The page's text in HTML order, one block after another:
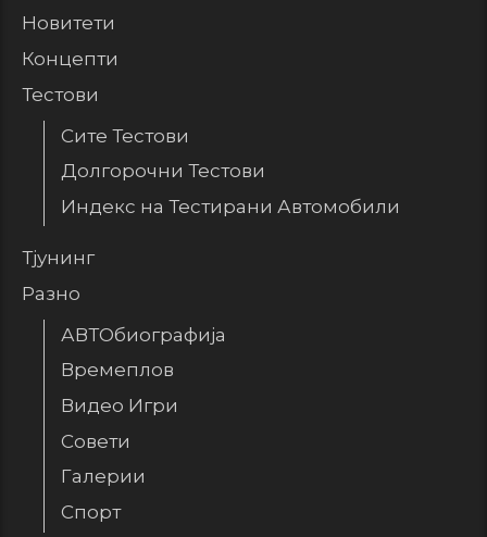
Новитети
Концепти
Тестови
Сите Тестови
Долгорочни Тестови
Индекс на Тестирани Автомобили
Тјунинг
Разно
АВТОбиографија
Времеплов
Видео Игри
Совети
Галерии
Спорт